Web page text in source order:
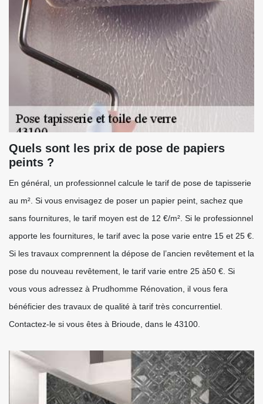
Quels sont les prix de pose de papiers
peints ?
En général, un professionnel calcule le tarif de pose de tapisserie
au m². Si vous envisagez de poser un papier peint, sachez que
sans fournitures, le tarif moyen est de 12 €/m². Si le professionnel
apporte les fournitures, le tarif avec la pose varie entre 15 et 25 €.
Si les travaux comprennent la dépose de l’ancien revêtement et la
pose du nouveau revêtement, le tarif varie entre 25 à50 €. Si
vous vous adressez à Prudhomme Rénovation, il vous fera
bénéficier des travaux de qualité à tarif très concurrentiel.
Contactez-le si vous êtes à Brioude, dans le 43100.